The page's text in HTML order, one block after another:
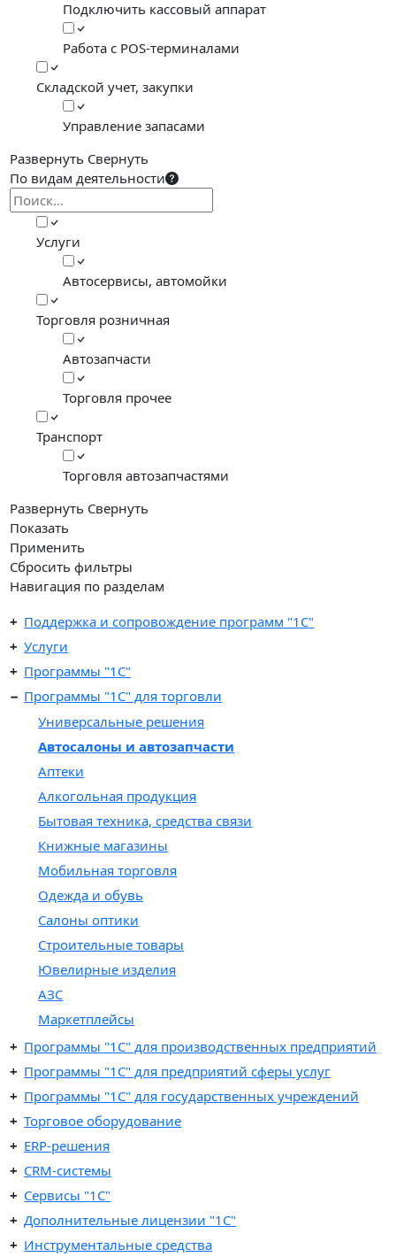
Подключить кассовый аппарат
Работа с POS-терминалами
Складской учет, закупки
Управление запасами
Развернуть Свернуть
По видам деятельности
Услуги
Автосервисы, автомойки
Торговля розничная
Автозапчасти
Торговля прочее
Транспорт
Торговля автозапчастями
Развернуть Свернуть
Показать
Применить
Сбросить фильтры
Навигация по разделам
Поддержка и сопровождение программ "1С"
Услуги
Программы "1С"
Программы "1C" для торговли
Универсальные решения
Автосалоны и автозапчасти
Аптеки
Алкогольная продукция
Бытовая техника, средства связи
Книжные магазины
Мобильная торговля
Одежда и обувь
Салоны оптики
Строительные товары
Ювелирные изделия
АЗС
Маркетплейсы
Программы "1C" для производственных предприятий
Программы "1C" для предприятий сферы услуг
Программы "1С" для государственных учреждений
Торговое оборудование
ERP-решения
CRM-системы
Сервисы "1С"
Дополнительные лицензии "1С"
Инструментальные средства